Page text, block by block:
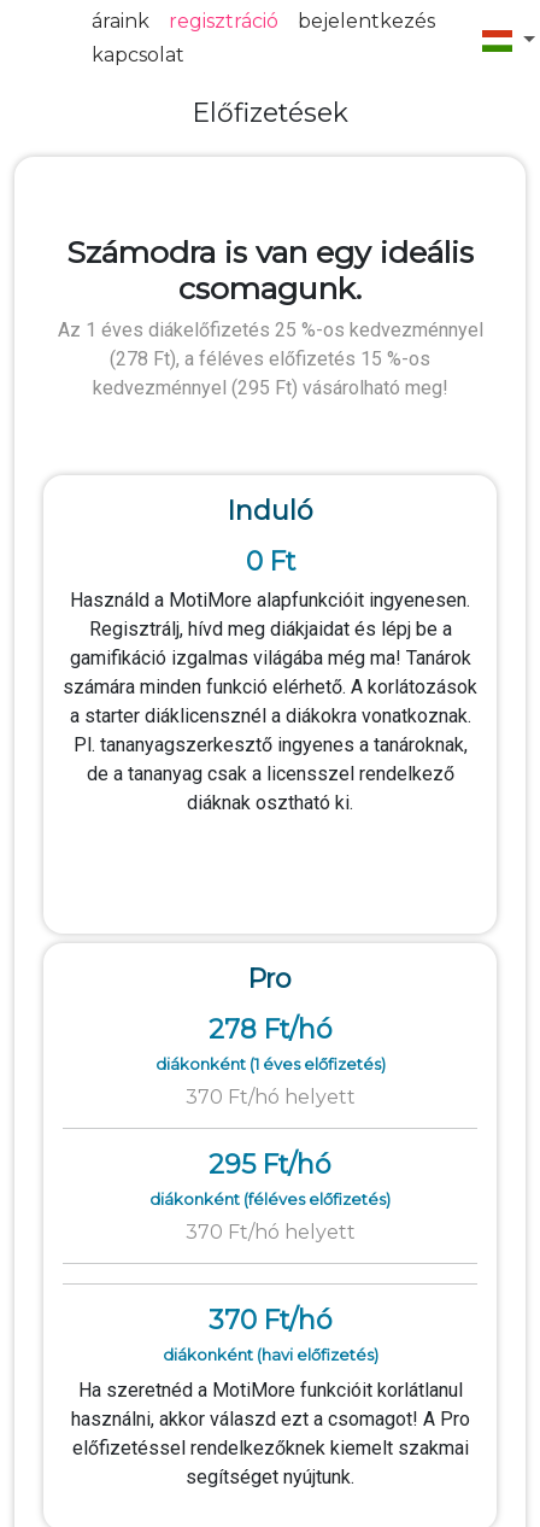
áraink regisztráció
bejelentkezés
kapcsolat
Előfizetések
Számodra is van egy ideális
csomagunk.
Az 1 éves diákelőfizetés 25 %-os kedvezménnyel
(278 Ft), a féléves előfizetés 15 %-os
kedvezménnyel (295 Ft) vásárolható meg!
Induló
0 Ft
Használd a MotiMore alapfunkcióit ingyenesen.
Regisztrálj, hívd meg diákjaidat és lépj be a
gamifikáció izgalmas világába még ma! Tanárok
számára minden funkció elérhető. A korlátozások
a starter diáklicensznél a diákokra vonatkoznak.
Pl. tananyagszerkesztő ingyenes a tanároknak,
de a tananyag csak a licensszel rendelkező
diáknak osztható ki.
Pro
278 Ft/hó
diákonként (1 éves előfizetés)
370 Ft/hó helyett
295 Ft/hó
diákonként (féléves előfizetés)
370 Ft/hó helyett
370 Ft/hó
diákonként (havi előfizetés)
Ha szeretnéd a MotiMore funkcióit korlátlanul
használni, akkor válaszd ezt a csomagot! A Pro
előfizetéssel rendelkezőknek kiemelt szakmai
segítséget nyújtunk.